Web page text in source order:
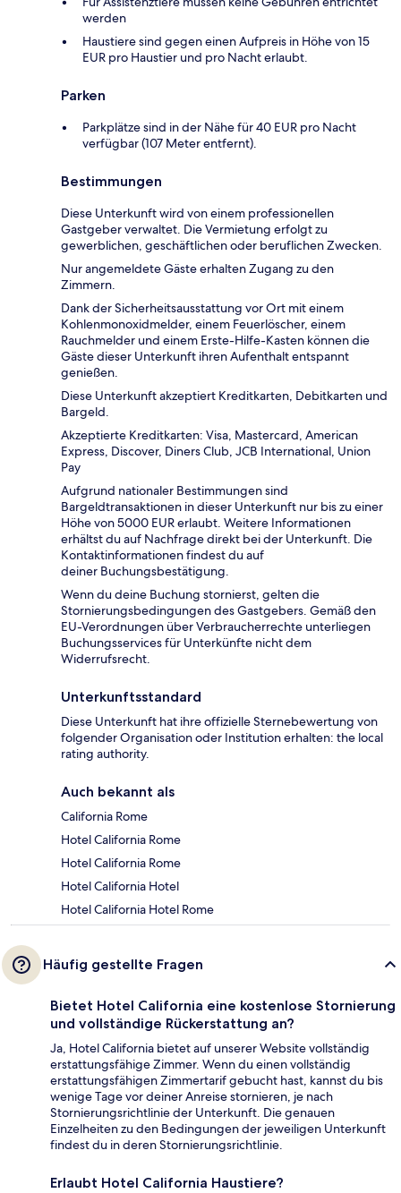
werden
Haustiere sind gegen einen Aufpreis in Höhe von 15
EUR pro Haustier und pro Nacht erlaubt.
Parken
Parkplätze sind in der Nähe für 40 EUR pro Nacht
verfügbar (107 Meter entfernt).
Bestimmungen
Diese Unterkunft wird von einem professionellen
Gastgeber verwaltet. Die Vermietung erfolgt zu
gewerblichen, geschäftlichen oder beruflichen Zwecken.
Nur angemeldete Gäste erhalten Zugang zu den
Zimmern.
Dank der Sicherheitsausstattung vor Ort mit einem
Kohlenmonoxidmelder, einem Feuerlöscher, einem
Rauchmelder und einem Erste-Hilfe-Kasten können die
Gäste dieser Unterkunft ihren Aufenthalt entspannt
genießen.
Diese Unterkunft akzeptiert Kreditkarten, Debitkarten und
Bargeld.
Akzeptierte Kreditkarten: Visa, Mastercard, American
Express, Discover, Diners Club, JCB International, Union
Pay
Aufgrund nationaler Bestimmungen sind
Bargeldtransaktionen in dieser Unterkunft nur bis zu einer
Höhe von 5000 EUR erlaubt. Weitere Informationen
erhältst du auf Nachfrage direkt bei der Unterkunft. Die
Kontaktinformationen findest du auf
deiner Buchungsbestätigung.
Wenn du deine Buchung stornierst, gelten die
Stornierungsbedingungen des Gastgebers. Gemäß den
EU-Verordnungen über Verbraucherrechte unterliegen
Buchungsservices für Unterkünfte nicht dem
Widerrufsrecht.
Unterkunftsstandard
Diese Unterkunft hat ihre offizielle Sternebewertung von
folgender Organisation oder Institution erhalten: the local
rating authority.
Auch bekannt als
California Rome
Hotel California Rome
Hotel California Rome
Hotel California Hotel
Hotel California Hotel Rome
Häufig gestellte Fragen
Bietet Hotel California eine kostenlose Stornierung
und vollständige Rückerstattung an?
Ja, Hotel California bietet auf unserer Website vollständig
erstattungsfähige Zimmer. Wenn du einen vollständig
erstattungsfähigen Zimmertarif gebucht hast, kannst du bis
wenige Tage vor deiner Anreise stornieren, je nach
Stornierungsrichtlinie der Unterkunft. Die genauen
Einzelheiten zu den Bedingungen der jeweiligen Unterkunft
findest du in deren Stornierungsrichtlinie.
Erlaubt Hotel California Haustiere?